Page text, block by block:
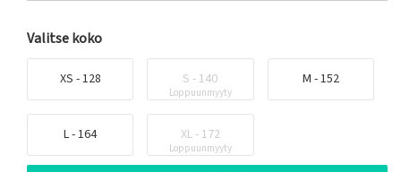
Valitse koko
XS - 128 S - 140
Loppuunmyyty
M - 152
L - 164 XL - 172
Loppuunmyyty